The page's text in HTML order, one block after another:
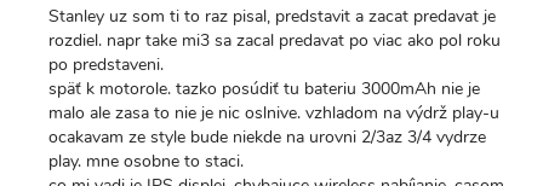
Stanley uz som ti to raz pisal, predstavit a zacat predavat je
rozdiel. napr take mi3 sa zacal predavat po viac ako pol roku
po predstaveni.
späť k motorole. tazko posúdiť tu bateriu 3000mAh nie je
malo ale zasa to nie je nic oslnive. vzhladom na výdrž play-u
ocakavam ze style bude niekde na urovni 2/3az 3/4 vydrze
play. mne osobne to staci.